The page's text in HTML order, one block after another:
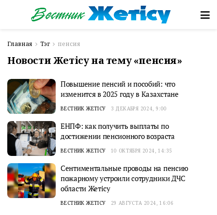
Главная Тэг пенсия
Новости Жетісу на тему «пенсия»
Повышение пенсий и пособий: что
изменится в 2025 году в Казахстане
ВЕСТНИК ЖЕТІСУ 3 ДЕКАБРЯ 2024, 9:00
ЕНПФ: как получить выплаты по
достижении пенсионного возраста
ВЕСТНИК ЖЕТІСУ 10 ОКТЯБРЯ 2024, 14:35
Сентиментальные проводы на пенсию
пожарному устроили сотрудники ДЧС
области Жетісу
ВЕСТНИК ЖЕТІСУ 29 АВГУСТА 2024, 16:06